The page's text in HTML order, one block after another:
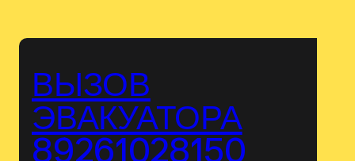
ВЫЗОВ
ЭВАКУАТОРА
89261028150